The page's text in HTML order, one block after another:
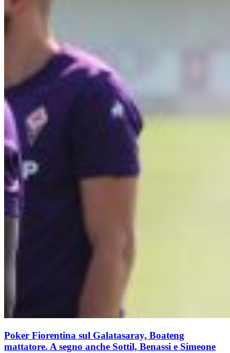
Poker Fiorentina sul Galatasaray, Boateng
mattatore. A segno anche Sottil, Benassi e Simeone